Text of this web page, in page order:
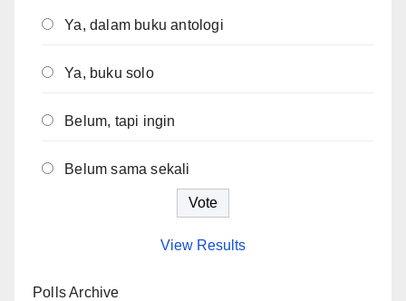
Ya, dalam buku antologi
Ya, buku solo
Belum, tapi ingin
Belum sama sekali
View Results
Polls Archive